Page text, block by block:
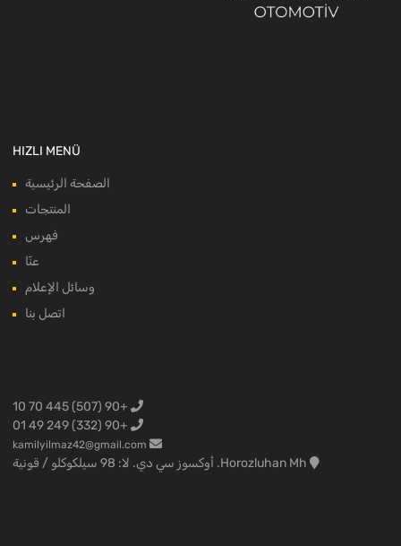
HIZLI MENÜ
الصفحة الرئيسية
المنتجات
فهرس
عنّا
وسائل الإعلام
اتصل بنا
+90 (507) 445 70 10
+90 (332) 249 49 01
kamilyilmaz42@gmail.com
Horozluhan Mh. أوكسوز سي دي. لا: 98 سيلكوكلو / قونية